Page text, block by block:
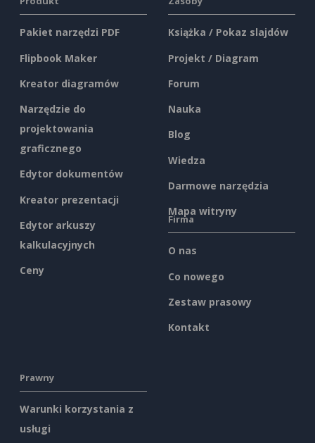
Pakiet narzędzi PDF
Flipbook Maker
Kreator diagramów
Narzędzie do
projektowania
graficznego
Edytor dokumentów
Kreator prezentacji
Edytor arkuszy
kalkulacyjnych
Ceny
Książka / Pokaz slajdów
Projekt / Diagram
Forum
Nauka
Blog
Wiedza
Darmowe narzędzia
Mapa witryny
Firma
O nas
Co nowego
Zestaw prasowy
Kontakt
Prawny
Warunki korzystania z
usługi